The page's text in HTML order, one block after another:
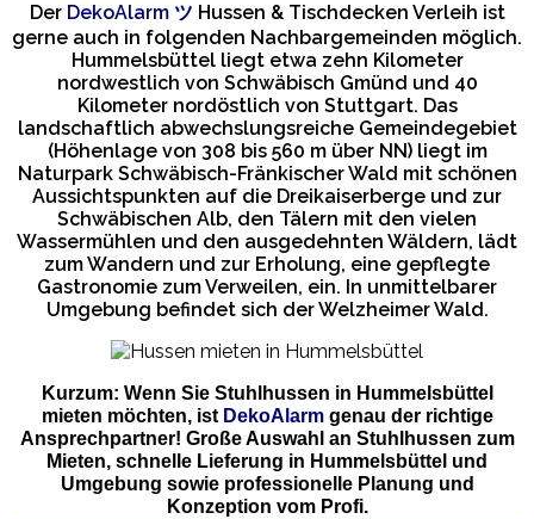
Der DekoAlarm ツ Hussen & Tischdecken Verleih ist
gerne auch in folgenden Nachbargemeinden möglich.
Hummelsbüttel liegt etwa zehn Kilometer
nordwestlich von Schwäbisch Gmünd und 40
Kilometer nordöstlich von Stuttgart. Das
landschaftlich abwechslungsreiche Gemeindegebiet
(Höhenlage von 308 bis 560 m über NN) liegt im
Naturpark Schwäbisch-Fränkischer Wald mit schönen
Aussichtspunkten auf die Dreikaiserberge und zur
Schwäbischen Alb, den Tälern mit den vielen
Wassermühlen und den ausgedehnten Wäldern, lädt
zum Wandern und zur Erholung, eine gepflegte
Gastronomie zum Verweilen, ein. In unmittelbarer
Umgebung befindet sich der Welzheimer Wald.
Kurzum: Wenn Sie Stuhlhussen in Hummelsbüttel
mieten möchten, ist DekoAlarmgenau der richtige
Ansprechpartner! Große Auswahl an Stuhlhussen zum
Mieten, schnelle Lieferung in Hummelsbüttel und
Umgebung sowie professionelle Planung und
Konzeption vom Profi.